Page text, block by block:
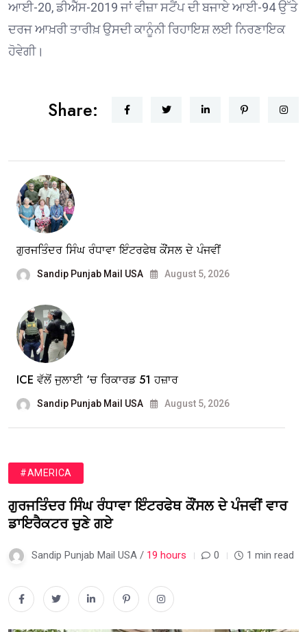
ਆਈ-20, ਡੀਐੱਸ-2019 ਜਾਂ ਵੀਜ਼ਾ ਸਟੈਂਪ ਦੀ ਬਜਾਏ ਆਈ-94 ਉੱਤੇ
ਦਰਜ ਆਖ਼ਰੀ ਤਾਰੀਖ਼ ਉਸਦੀ ਕਾਨੂੰਨੀ ਰਿਹਾਇਸ਼ ਲਈ ਨਿਰਣਾਇਕ
ਹੋਵੇਗੀ।
Share:
ਗੁਰਜਤਿੰਦਰ ਸਿੰਘ ਰੰਧਾਵਾ ਇੰਟਰਫੇਥ ਕੌਂਸਲ ਦੇ ਪੰਜਵੀਂ
Sandip Punjab Mail USA August 5, 2026
ICE ਵੱਲੋਂ ਜੁਲਾਈ ‘ਚ ਰਿਕਾਰਡ 51 ਹਜ਼ਾਰ
Sandip Punjab Mail USA August 5, 2026
#AMERICA
ਗੁਰਜਤਿੰਦਰ ਸਿੰਘ ਰੰਧਾਵਾ ਇੰਟਰਫੇਥ ਕੌਂਸਲ ਦੇ ਪੰਜਵੀਂ ਵਾਰ
ਡਾਇਰੈਕਟਰ ਚੁਣੇ ਗਏ
Sandip Punjab Mail USA / 19 hours 0 1 min read